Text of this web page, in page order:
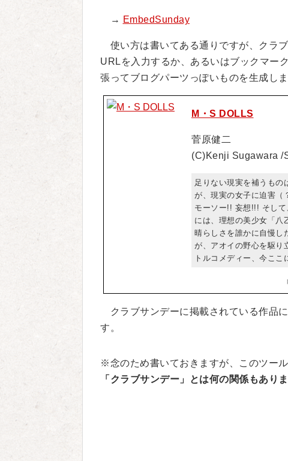
→ EmbedSunday
使い方は書いてある通りですが、クラ
URLを入力するか、あるいはブックマー
張ってブログパーツっぽいものを生成しま
M・S DOLLS
菅原健二
(C)Kenji Sugawara /
足りない現実を補うもの
が、現実の女子に迫害
モーソー!! 妄想!!! そし
には、理想の美少女「八
晴らしさを誰かに自慢
が、アオイの野心を駆り
トルコメディー、今こ
クラブサンデーに掲載されている作品
す。
※念のため書いておきますが、このツー
「クラブサンデー」とは何の関係もありま